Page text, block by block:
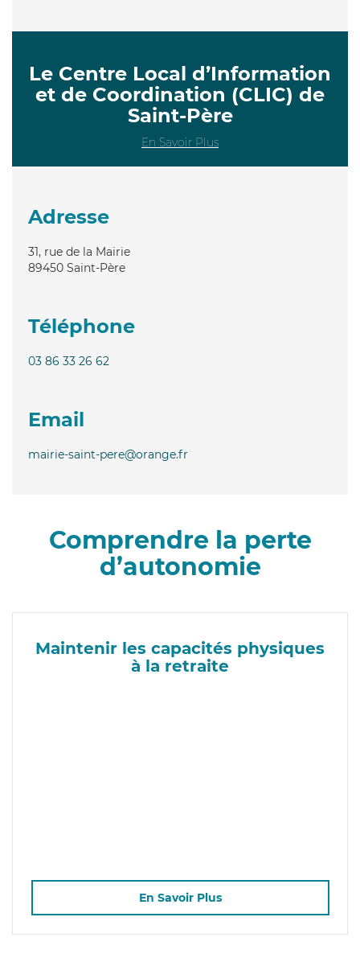
Le Centre Local d’Information
et de Coordination (CLIC) de
Saint-Père
En Savoir Plus
Adresse
31, rue de la Mairie
89450 Saint-Père
Téléphone
03 86 33 26 62
Email
mairie-saint-pere@orange.fr
Comprendre la perte
d’autonomie
Maintenir les capacités physiques
à la retraite
En Savoir Plus